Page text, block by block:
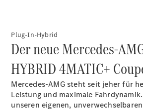
Anbieter/
Plug-In-Hybrid
Der neue Mercedes-
HYBRID 4MATIC+
Mercedes-AMG steht seit jeher für
Leistung und maximale
unseren eigenen,